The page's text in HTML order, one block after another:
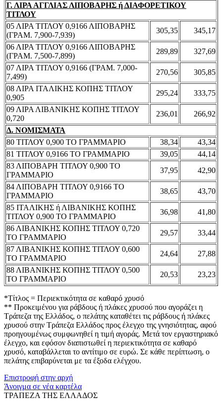
Γ. ΛΙΡΑ ΑΓΓΛΙΑΣ ΛΙΠΟΒΑΡΗΣ ή ΔΙΑΦΟΡΕΤΙΚΟΥ
ΤΙΤΛΟΥ
05 ΛΙΡΑ ΤΙΤΛΟΥ 0,9166 ΛΙΠΟΒΑΡΗΣ
(ΓΡΑΜ. 7,900-7,939)
305,35
345,17
06 ΛΙΡΑ ΤΙΤΛΟΥ 0,9166 ΛΙΠΟΒΑΡΗΣ
(ΓΡΑΜ. 7,500-7,899)
289,89
327,69
07 ΛΙΡΑ ΤΙΤΛΟΥ 0,9166 (ΓΡΑΜ. 7,000-
7,499)
270,56
305,85
08 ΛΙΡΑ ΙΤΑΛΙΚΗΣ ΚΟΠΗΣ ΤΙΤΛΟΥ
0,905
295,24
333,75
09 ΛΙΡΑ ΛΙΒΑΝΙΚΗΣ ΚΟΠΗΣ ΤΙΤΛΟΥ
0,720
236,01
266,92
Δ. ΝΟΜΙΣΜΑΤΑ
80 ΤΙΤΛΟΥ 0,900 ΤΟ ΓΡΑΜΜΑΡΙΟ
38,34
43,34
81 ΤΙΤΛΟΥ 0,9166 ΤΟ ΓΡΑΜΜΑΡΙΟ
39,05
44,14
83 ΛΙΠΟΒΑΡΗ ΤΙΤΛΟΥ 0,900 ΤΟ
ΓΡΑΜΜΑΡΙΟ
37,95
42,90
84 ΛΙΠΟΒΑΡΗ ΤΙΤΛΟΥ 0,9166 ΤΟ
ΓΡΑΜΜΑΡΙΟ
38,65
43,70
85 ΙΤΑΛΙΚΗΣ ή ΛΙΒΑΝΙΚΗΣ ΚΟΠΗΣ
ΤΙΤΛΟΥ 0,900 ΤΟ ΓΡΑΜΜΑΡΙΟ
36,98
41,80
86 ΛΙΒΑΝΙΚΗΣ ΚΟΠΗΣ ΤΙΤΛΟΥ 0,720
ΤΟ ΓΡΑΜΜΑΡΙΟ
29,57
33,44
87 ΛΙΒΑΝΙΚΗΣ ΚΟΠΗΣ ΤΙΤΛΟΥ 0,600
ΤΟ ΓΡΑΜΜΑΡΙΟ
24,64
27,88
88 ΛΙΒΑΝΙΚΗΣ ΚΟΠΗΣ ΤΙΤΛΟΥ 0,500
ΤΟ ΓΡΑΜΜΑΡΙΟ
20,53 23,23
*Τίτλος = Περιεκτικότητα σε καθαρό χρυσό
** Προκειμένου για ράβδους ή πλάκες χρυσού που αγοράζει η
Τράπεζα της Ελλάδος, ο πελάτης καταθέτει τις ράβδους ή πλάκες
χρυσού στην Τράπεζα Ελλάδος προς έλεγχο της γνησιότητας, αφού
προηγουμένως συμφωνηθεί η τιμή αγοράς. Μετά τον εργαστηριακό
έλεγχο, και εφόσον διαπιστωθεί η περιεκτικότητα σε καθαρό
χρυσό, καταβάλλεται το αντίτιμο σε ευρώ. Σε κάθε περίπτωση, ο
πελάτης επιβαρύνεται με τα έξοδα ελέγχου.
Επιστροφή στην αρχή
Άνοιγμα σε νέα καρτέλα
ΤΡΑΠΕΖΑ ΤΗΣ ΕΛΛΑΔΟΣ